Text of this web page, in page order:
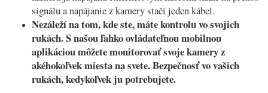
signálu a napájanie z kamery stačí jeden kábel.
Nezáleží na tom, kde ste, máte kontrolu vo svojich
rukách. S našou ľahko ovládateľnou mobilnou
aplikáciou môžete monitorovať svoje kamery z
akéhokoľvek miesta na svete. Bezpečnosť vo vašich
rukách, kedykoľvek ju potrebujete.